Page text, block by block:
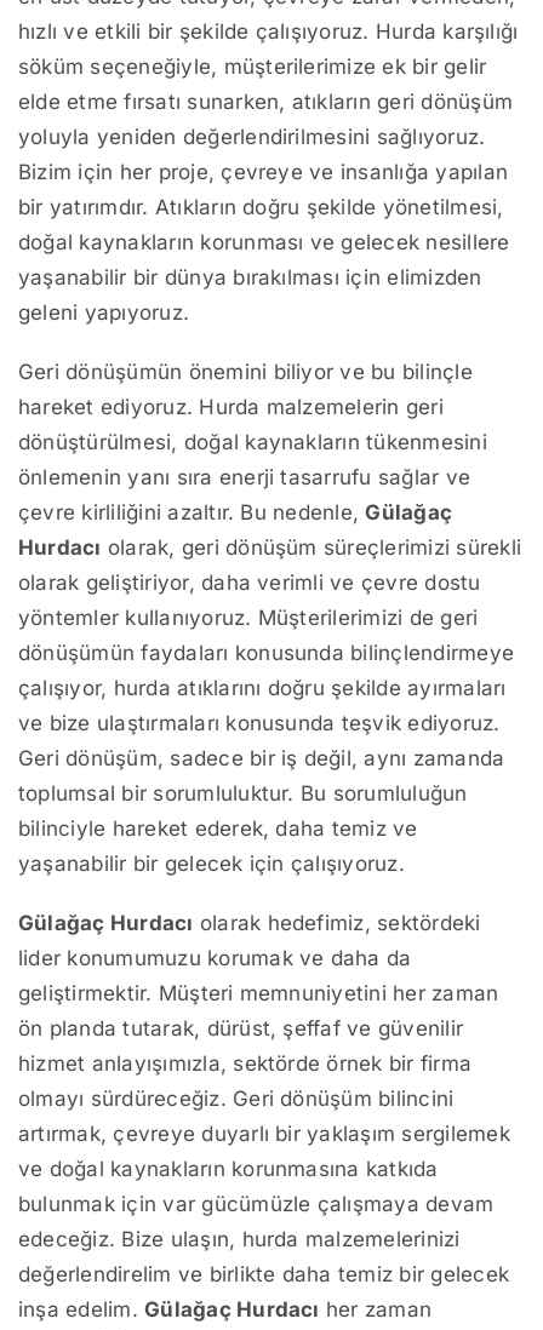
hızlı ve etkili bir şekilde çalışıyoruz. Hurda karşılığı
söküm seçeneğiyle, müşterilerimize ek bir gelir
elde etme fırsatı sunarken, atıkların geri dönüşüm
yoluyla yeniden değerlendirilmesini sağlıyoruz.
Bizim için her proje, çevreye ve insanlığa yapılan
bir yatırımdır. Atıkların doğru şekilde yönetilmesi,
doğal kaynakların korunması ve gelecek nesillere
yaşanabilir bir dünya bırakılması için elimizden
geleni yapıyoruz.
Geri dönüşümün önemini biliyor ve bu bilinçle
hareket ediyoruz. Hurda malzemelerin geri
dönüştürülmesi, doğal kaynakların tükenmesini
önlemenin yanı sıra enerji tasarrufu sağlar ve
çevre kirliliğini azaltır. Bu nedenle,Gülağaç
Hurdacı olarak, geri dönüşüm süreçlerimizi sürekli
olarak geliştiriyor, daha verimli ve çevre dostu
yöntemler kullanıyoruz. Müşterilerimizi de geri
dönüşümün faydaları konusunda bilinçlendirmeye
çalışıyor, hurda atıklarını doğru şekilde ayırmaları
ve bize ulaştırmaları konusunda teşvik ediyoruz.
Geri dönüşüm, sadece bir iş değil, aynı zamanda
toplumsal bir sorumluluktur. Bu sorumluluğun
bilinciyle hareket ederek, daha temiz ve
yaşanabilir bir gelecek için çalışıyoruz.
Gülağaç Hurdacı olarak hedefimiz, sektördeki
lider konumumuzu korumak ve daha da
geliştirmektir. Müşteri memnuniyetini her zaman
ön planda tutarak, dürüst, şeffaf ve güvenilir
hizmet anlayışımızla, sektörde örnek bir firma
olmayı sürdüreceğiz. Geri dönüşüm bilincini
artırmak, çevreye duyarlı bir yaklaşım sergilemek
ve doğal kaynakların korunmasına katkıda
bulunmak için var gücümüzle çalışmaya devam
edeceğiz. Bize ulaşın, hurda malzemelerinizi
değerlendirelim ve birlikte daha temiz bir gelecek
inşa edelim.Gülağaç Hurdacı her zaman